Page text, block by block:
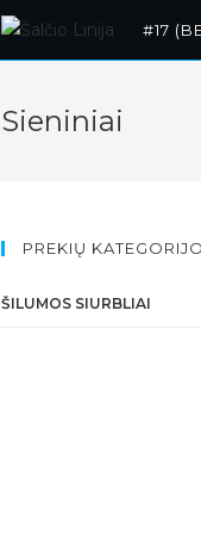
#17
Sieniniai
PREKIŲ
ŠILUMOS SIURBLIAI